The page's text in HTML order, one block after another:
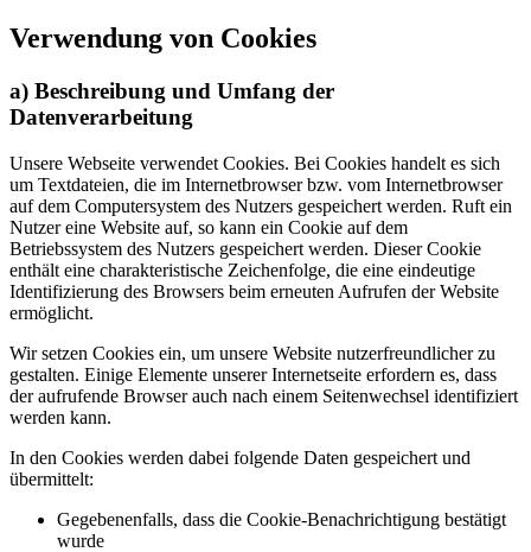
Verwendung von Cookies
a) Beschreibung und Umfang der
Datenverarbeitung
Unsere Webseite verwendet Cookies. Bei Cookies handelt es sich
um Textdateien, die im Internetbrowser bzw. vom Internetbrowser
auf dem Computersystem des Nutzers gespeichert werden. Ruft ein
Nutzer eine Website auf, so kann ein Cookie auf dem
Betriebssystem des Nutzers gespeichert werden. Dieser Cookie
enthält eine charakteristische Zeichenfolge, die eine eindeutige
Identifizierung des Browsers beim erneuten Aufrufen der Website
ermöglicht.
Wir setzen Cookies ein, um unsere Website nutzerfreundlicher zu
gestalten. Einige Elemente unserer Internetseite erfordern es, dass
der aufrufende Browser auch nach einem Seitenwechsel identifiziert
werden kann.
In den Cookies werden dabei folgende Daten gespeichert und
übermittelt:
Gegebenenfalls, dass die Cookie-Benachrichtigung bestätigt
wurde